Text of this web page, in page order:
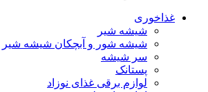
غذاخوری
شیشه شیر
شیشه ‌شور و آبچکان شیشه‌ شیر
سر شیشه
پستانک
لوازم برقی غذای نوزاد